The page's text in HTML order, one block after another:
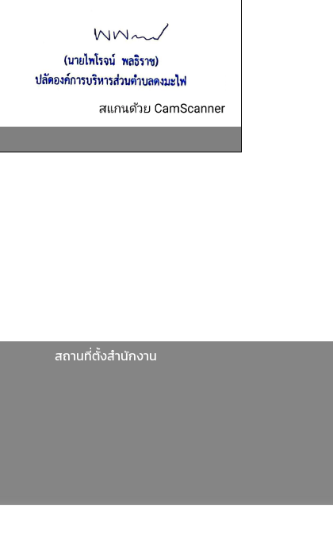
สถานที่ตั้งสำนักงาน